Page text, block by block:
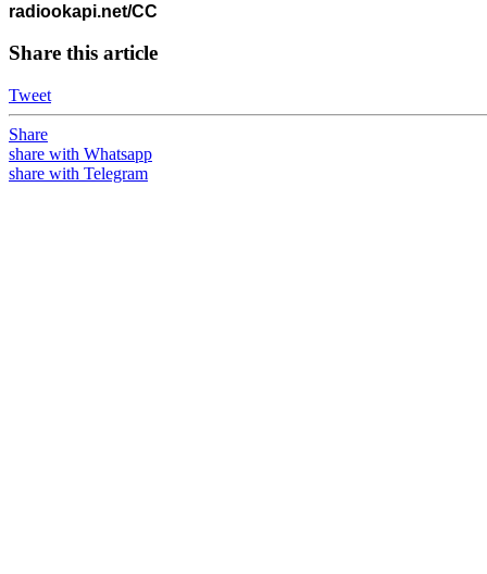
radiookapi.net/CC
Share this article
Tweet
Share
share with Whatsapp
share with Telegram